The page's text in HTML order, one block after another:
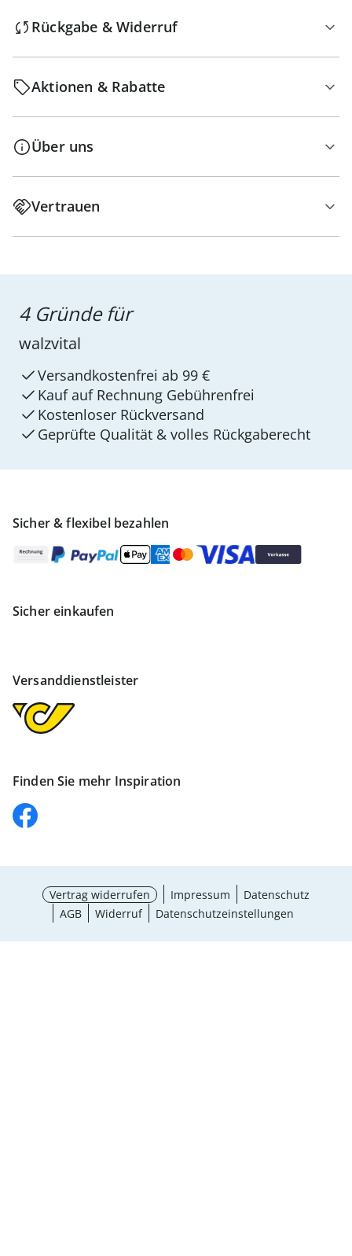
Rückgabe & Widerruf
Aktionen & Rabatte
Über uns
Vertrauen
Sicher & flexibel bezahlen
Sicher einkaufen
Versanddienstleister
Finden Sie mehr Inspiration
4 Gründe für
walzvital
Versandkostenfrei ab 99 €
Kauf auf Rechnung Gebührenfrei
Kostenloser Rückversand
Geprüfte Qualität & volles Rückgaberecht
Vertrag widerrufen Impressum
Datenschutz
AGB
Widerruf Datenschutzeinstellungen